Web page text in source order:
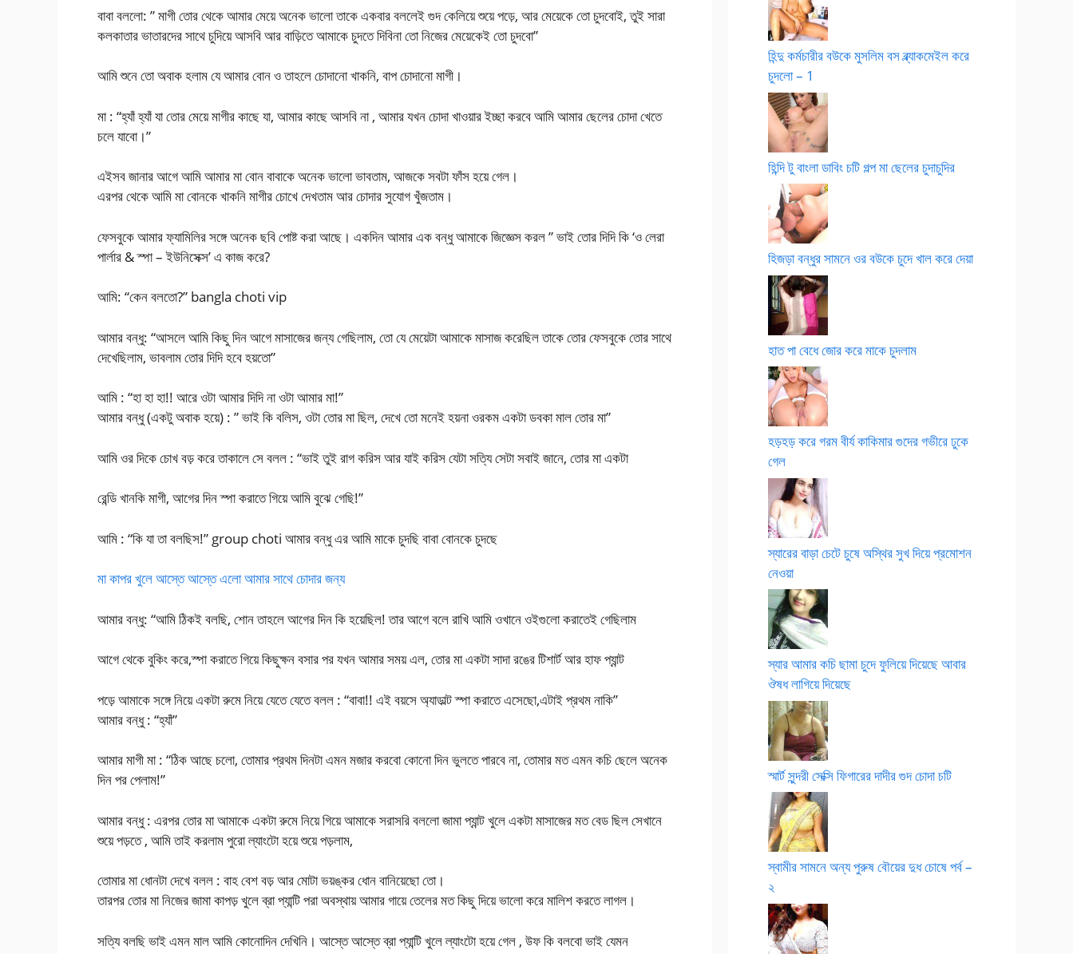
বাবা বললো: ” মাগী তোর থেকে আমার মেয়ে অনেক ভালো তাকে একবার বললেই গুদ কেলিয়ে শুয়ে পড়ে, আর মেয়েকে তো চুদবোই, তুই সারা
কলকাতার ভাতারদের সাথে চুদিয়ে আসবি আর বাড়িতে আমাকে চুদতে দিবিনা তো নিজের মেয়েকেই তো চুদবো”
আমি শুনে তো অবাক হলাম যে আমার বোন ও তাহলে চোদানো খাকনি, বাপ চোদানো মাগী।
মা : “হ্যাঁ হ্যাঁ যা তোর মেয়ে মাগীর কাছে যা, আমার কাছে আসবি না , আমার যখন চোদা খাওয়ার ইচ্ছা করবে আমি আমার ছেলের চোদা খেতে
চলে যাবো।”
এইসব জানার আগে আমি আমার মা বোন বাবাকে অনেক ভালো ভাবতাম, আজকে সবটা ফাঁস হয়ে গেল।
এরপর থেকে আমি মা বোনকে খাকনি মাগীর চোখে দেখতাম আর চোদার সুযোগ খুঁজতাম।
ফেসবুকে আমার ফ্যামিলির সঙ্গে অনেক ছবি পোষ্ট করা আছে। একদিন আমার এক বন্ধু আমাকে জিজ্ঞেস করল ” ভাই তোর দিদি কি ‘ও লেরা
পার্লার & স্পা – ইউনিসেক্স’ এ কাজ করে?
আমি: “কেন বলতো?” bangla choti vip
আমার বন্ধু: “আসলে আমি কিছু দিন আগে মাসাজের জন্য গেছিলাম, তো যে মেয়েটা আমাকে মাসাজ করেছিল তাকে তোর ফেসবুকে তোর সাথে
দেখেছিলাম, ভাবলাম তোর দিদি হবে হয়তো”
আমি : “হা হা হা!! আরে ওটা আমার দিদি না ওটা আমার মা!”
আমার বন্ধু (একটু অবাক হয়ে) : ” ভাই কি বলিস, ওটা তোর মা ছিল, দেখে তো মনেই হয়না ওরকম একটা ডবকা মাল তোর মা”
আমি ওর দিকে চোখ বড় করে তাকালে সে বলল : “ভাই তুই রাগ করিস আর যাই করিস যেটা সত্যি সেটা সবাই জানে, তোর মা একটা
রেন্ডি খানকি মাগী, আগের দিন স্পা করাতে গিয়ে আমি বুঝে গেছি!”
আমি : “কি যা তা বলছিস!” group choti আমার বন্ধু এর আমি মাকে চুদছি বাবা বোনকে চুদছে
মা কাপর খুলে আস্তে আস্তে এলো আমার সাথে চোদার জন্য
আমার বন্ধু: “আমি ঠিকই বলছি, শোন তাহলে আগের দিন কি হয়েছিল! তার আগে বলে রাখি আমি ওখানে ওইগুলো করাতেই গেছিলাম
আগে থেকে বুকিং করে,স্পা করাতে গিয়ে কিছুক্ষন বসার পর যখন আমার সময় এল, তোর মা একটা সাদা রঙের টিশার্ট আর হাফ প্যান্ট
পড়ে আমাকে সঙ্গে নিয়ে একটা রুমে নিয়ে যেতে যেতে বলল : “বাবা!! এই বয়সে অ্যাডাল্ট স্পা করাতে এসেছো,এটাই প্রথম নাকি”
আমার বন্ধু : “হ্যাঁ”
আমার মাগী মা : “ঠিক আছে চলো, তোমার প্রথম দিনটা এমন মজার করবো কোনো দিন ভুলতে পারবে না, তোমার মত এমন কচি ছেলে অনেক
দিন পর পেলাম!”
আমার বন্ধু : এরপর তোর মা আমাকে একটা রুমে নিয়ে গিয়ে আমাকে সরাসরি বললো জামা প্যান্ট খুলে একটা মাসাজের মত বেড ছিল সেখানে
শুয়ে পড়তে , আমি তাই করলাম পুরো ল্যাংটো হয়ে শুয়ে পড়লাম,
তোমার মা ধোনটা দেখে বলল : বাহ বেশ বড় আর মোটা ভয়ঙ্কর ধোন বানিয়েছো তো।
তারপর তোর মা নিজের জামা কাপড় খুলে ব্রা প্যান্টি পরা অবস্থায় আমার গায়ে তেলের মত কিছু দিয়ে ভালো করে মালিশ করতে লাগল।
সত্যি বলছি ভাই এমন মাল আমি কোনোদিন দেখিনি। আস্তে আস্তে ব্রা প্যান্টি খুলে ল্যাংটো হয়ে গেল , উফ কি বলবো ভাই যেমন
হিন্দু কর্মচারীর বউকে মুসলিম বস ব্ল্যাকমেইল করে
চুদলো – 1
হিন্দি টু বাংলা ডাবিং চটি গল্প মা ছেলের চুদাচুদির
হিজড়া বন্ধুর সামনে ওর বউকে চুদে খাল করে দেয়া
হাত পা বেধে জোর করে মাকে চুদলাম
হড়হড় করে গরম বীর্য কাকিমার গুদের গভীরে ঢুকে
গেল
স্যারের বাড়া চেটে চুষে অস্থির সুখ দিয়ে প্রমোশন
নেওয়া
স্যার আমার কচি ছামা চুদে ফুলিয়ে দিয়েছে আবার
ঔষধ লাগিয়ে দিয়েছে
স্মার্ট সুন্দরী সেক্সি ফিগারের দাদীর গুদ চোদা চটি
স্বামীর সামনে অন্য পুরুষ বৌয়ের দুধ চোষে পর্ব –
২